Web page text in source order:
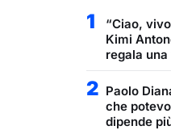
1
“Ciao,
Kimi
regala
2 Paolo
che
dipende